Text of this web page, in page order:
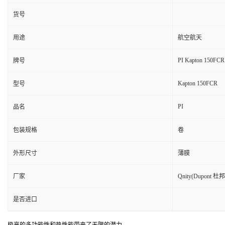
货号
用途 航空航天
牌号 PI Kapton 150FCR
型号 Kapton 150FCR
品名 PI
包装规格 卷
外形尺寸 薄膜
厂家 Qnity(Dupont 杜
是否进口